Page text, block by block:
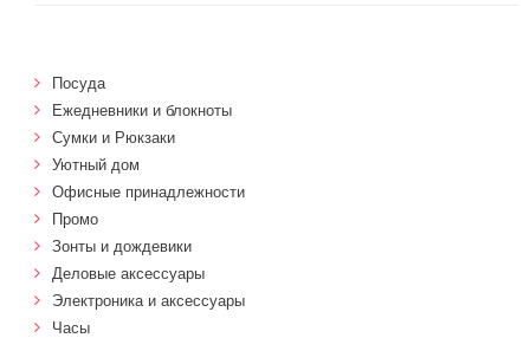
Посуда
Ежедневники и блокноты
Сумки и Рюкзаки
Уютный дом
Офисные принадлежности
Промо
Зонты и дождевики
Деловые аксессуары
Электроника и аксессуары
Часы